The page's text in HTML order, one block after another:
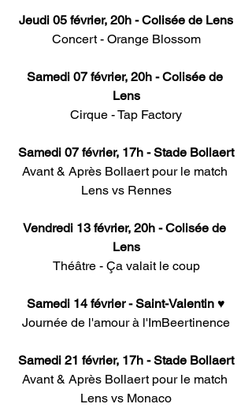
Jeudi 05 février, 20h - Colisée de Lens
Concert - Orange Blossom
Samedi 07 février, 20h - Colisée de
Lens
Cirque - Tap Factory
Samedi 07 février, 17h - Stade Bollaert
Avant & Après Bollaert pour le match
Lens vs Rennes
Vendredi 13 février, 20h - Colisée de
Lens
Théâtre - Ça valait le coup
Samedi 14 février - Saint-Valentin ♥️
Journée de l'amour à l'ImBeertinence
Samedi 21 février, 17h - Stade Bollaert
Avant & Après Bollaert pour le match
Lens vs Monaco